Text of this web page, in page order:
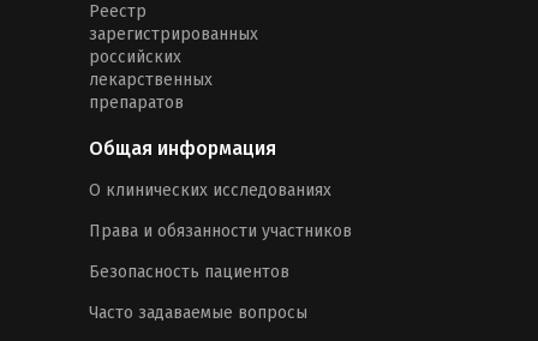
Реестр
зарегистрированных
российских
лекарственных
препаратов
Общая информация
О клинических исследованиях
Права и обязанности участников
Безопасность пациентов
Часто задаваемые вопросы